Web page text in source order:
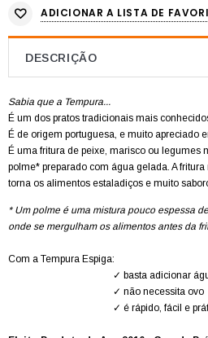
ADICIONAR A LISTA DE
DESCRIÇÃO
Sabia que a Tempura...
É um dos pratos tradicionais mais
É de origem portuguesa, e muito apreciado
É uma fritura de peixe, marisco ou legumes
polme* preparado com água gelada. A
torna os alimentos estaladiços e muito
* Um polme é uma mistura pouco espessa
onde se mergulham os alimentos antes da
Com a Tempura Espiga:
✓ basta adicionar
✓ não necessita ovo
✓ é rápido, fácil e